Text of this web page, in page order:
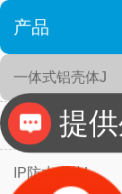
产品
一体式铝壳体J
分体式铝壳体H
IP防水壳体L
提